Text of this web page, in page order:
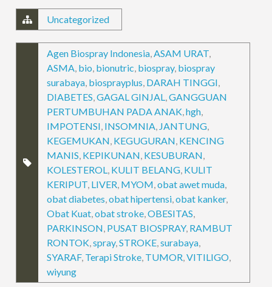
Uncategorized
Agen Biospray Indonesia,ASAM URAT,
ASMA, bio, bionutric, biospray, biospray
surabaya, biosprayplus, DARAH TINGGI,
DIABETES,GAGAL GINJAL,GANGGUAN
PERTUMBUHAN PADA ANAK,hgh,
IMPOTENSI, INSOMNIA, JANTUNG,
KEGEMUKAN, KEGUGURAN, KENCING
MANIS, KEPIKUNAN, KESUBURAN,
KOLESTEROL, KULIT BELANG, KULIT
KERIPUT, LIVER, MYOM,obat awet muda,
obat diabetes,obat hipertensi,obat kanker,
Obat Kuat,obat stroke,OBESITAS,
PARKINSON, PUSAT BIOSPRAY, RAMBUT
RONTOK,spray,STROKE,surabaya,
SYARAF, Terapi Stroke, TUMOR,VITILIGO,
wiyung